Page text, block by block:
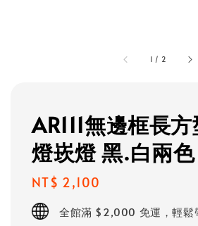
1 / 2
AR111無邊框長
燈崁燈 黑.白兩色
Regular
price
NT$ 2,100
全館滿 $2,000 免運，輕鬆